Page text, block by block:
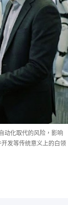
动化取代的风险，影响
发等传统意义上的白领